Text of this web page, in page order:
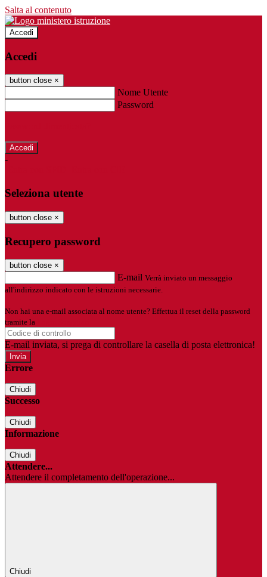
Salta al contenuto
Accedi
Accedi
button close ×
Nome Utente
Password
-
Seleziona utente
button close ×
Recupero password
button close ×
E-mail Verrà inviato un messaggio
all'indirizzo indicato con le istruzioni necessarie.
Non hai una e-mail associata al nome utente? Effettua il reset della password
tramite la
E-mail inviata, si prega di controllare la casella di posta elettronica!
Errore
Chiudi
Successo
Chiudi
Informazione
Chiudi
Attendere...
Attendere il completamento dell'operazione...
Chiudi